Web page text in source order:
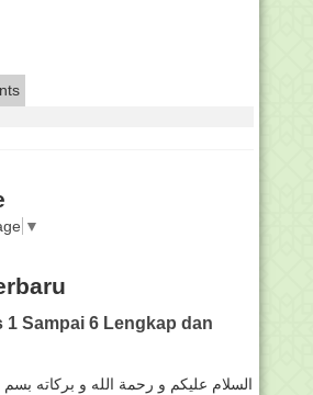
▼
1 Sampai 6 Lengkap dan
السلام عليكم و رحمة الله و بركاته بسم